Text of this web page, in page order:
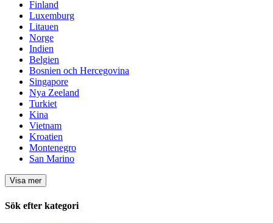
Finland
Luxemburg
Litauen
Norge
Indien
Belgien
Bosnien och Hercegovina
Singapore
Nya Zeeland
Turkiet
Kina
Vietnam
Kroatien
Montenegro
San Marino
Visa mer
Sök efter kategori